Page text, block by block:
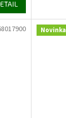
Novinka